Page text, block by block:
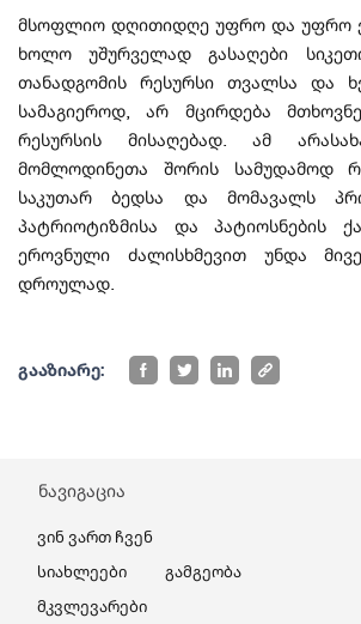
მსოფლიო დღითიდღე უფრო და უფრო
ხოლო უშურველად გასაღები
თანადგომის რესურსი თვალსა და
სამაგიეროდ, არ მცირდება
რესურსის მისაღებად. ამ
მომლოდინეთა შორის სამუდამოდ
საკუთარ ბედსა და მომავალს
პატრიოტიზმისა და პატიოსნების
ეროვნული ძალისხმევით უნდა
დროულად.
გააზიარე:
ნავიგაცია
Ვინ Ვართ Ჩვენ
Სიახლეები
Გამგეობა
Მკვლევარები